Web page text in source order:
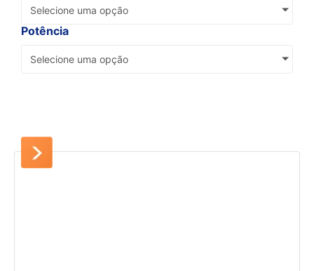
Selecione uma opção
Potência
Selecione uma opção